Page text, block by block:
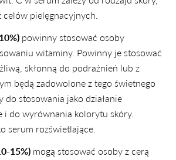
pielęgnacyjnych.
powinny stosować osoby
witaminy. Powinny je stosować
skłonną do podrażnień lub z
będą zadowolone z tego świetnego
do stosowania jako działanie
i do wyrównania kolorytu skóry.
serum rozświetlające.
15%) mogą stosować osoby z cerą